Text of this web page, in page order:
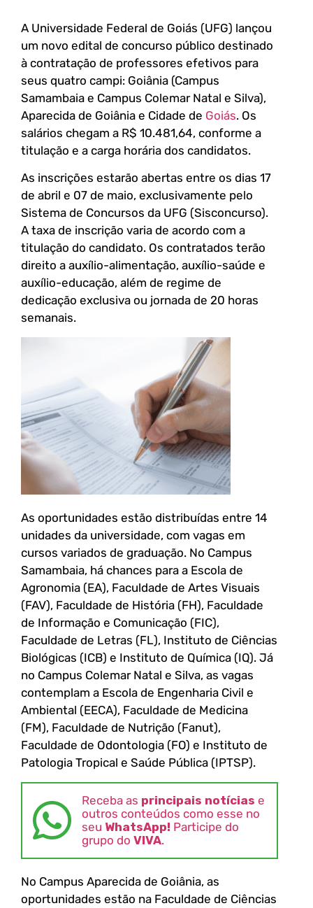
A Universidade Federal de Goiás (UFG) lançou
um novo edital de concurso público destinado
à contratação de professores efetivos para
seus quatro campi: Goiânia (Campus
Samambaia e Campus Colemar Natal e Silva),
Aparecida de Goiânia e Cidade de Goiás. Os
salários chegam a R$ 10.481,64, conforme a
titulação e a carga horária dos candidatos.
As inscrições estarão abertas entre os dias 17
de abril e 07 de maio, exclusivamente pelo
Sistema de Concursos da UFG (Sisconcurso).
A taxa de inscrição varia de acordo com a
titulação do candidato. Os contratados terão
direito a auxílio-alimentação, auxílio-saúde e
auxílio-educação, além de regime de
dedicação exclusiva ou jornada de 20 horas
semanais.
As oportunidades estão distribuídas entre 14
unidades da universidade, com vagas em
cursos variados de graduação. No Campus
Samambaia, há chances para a Escola de
Agronomia (EA), Faculdade de Artes Visuais
(FAV), Faculdade de História (FH), Faculdade
de Informação e Comunicação (FIC),
Faculdade de Letras (FL), Instituto de Ciências
Biológicas (ICB) e Instituto de Química (IQ). Já
no Campus Colemar Natal e Silva, as vagas
contemplam a Escola de Engenharia Civil e
Ambiental (EECA), Faculdade de Medicina
(FM), Faculdade de Nutrição (Fanut),
Faculdade de Odontologia (FO) e Instituto de
Patologia Tropical e Saúde Pública (IPTSP).
Receba as principais notícias e
outros conteúdos como esse no
seu WhatsApp! Participe do
grupo do VIVA.
No Campus Aparecida de Goiânia, as
oportunidades estão na Faculdade de Ciências